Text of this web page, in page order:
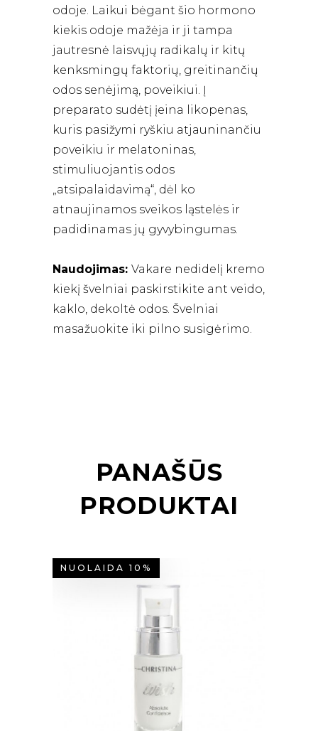
odoje. Laikui bėgant šio hormono
kiekis odoje mažėja ir ji tampa
jautresnė laisvųjų radikalų ir kitų
kenksmingų faktorių, greitinančių
odos senėjimą, poveikiui. Į
preparato sudėtį įeina likopenas,
kuris pasižymi ryškiu atjauninančiu
poveikiu ir melatoninas,
stimuliuojantis odos
„atsipalaidavimą“, dėl ko
atnaujinamos sveikos ląstelės ir
padidinamas jų gyvybingumas.
Naudojimas: Vakare nedidelį kremo
kiekį švelniai paskirstikite ant veido,
kaklo, dekoltė odos. Švelniai
masažuokite iki pilno susigėrimo.
PANAŠŪS
PRODUKTAI
NUOLAIDA 10%